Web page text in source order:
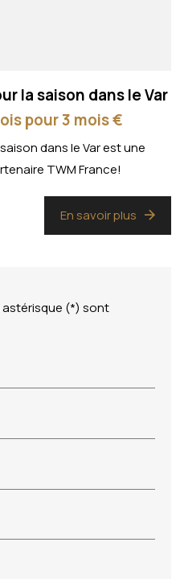
la saison dans le Var
pour 3 mois €
dans le Var est une
TWM France!
En savoir plus
astérisque (*) sont